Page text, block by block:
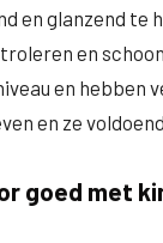
en glanzend te
en
en hebben
en ze
goed met